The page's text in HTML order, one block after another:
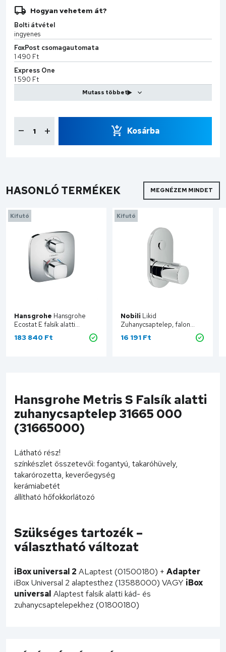
Hogyan vehetem át?
Bolti átvétel
ingyenes
FoxPost csomagautomata
1 490 Ft
Express One
1 590 Ft
2 599 Ft
CS-Sprint
Kosárba
HASONLÓ TERMÉKEK MEGNÉZEM MINDET
Kifutó
Hansgrohe Hansgrohe
Ecostat E falsík alatti
termosztátos csaptelep, 1
fogyasztóhoz 15707000
183 840 Ft
Kifutó
Nobili Likid
Zuhanycsaptelep, falon
belüli NOB-LK00108CR
16 191 Ft
Hansgrohe Metris S Falsík alatti
zuhanycsaptelep 31665 000
(31665000)
Látható rész!
színkészlet összetevői: fogantyú, takaróhüvely,
takarórozetta, keverőegység
kerámiabetét
állítható hőfokkorlátozó
Szükséges tartozék –
választható változat
iBox universal 2 ALaptest (01500180) + Adapter
iBox Universal 2 alaptesthez (13588000) VAGY iBox
universal Alaptest falsík alatti kád- és
zuhanycsaptelepekhez (01800180)